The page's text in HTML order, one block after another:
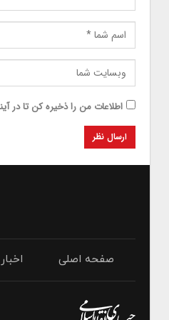
اطلاعات من را ذخیره کن تا در
صفحه اصلی اخبار